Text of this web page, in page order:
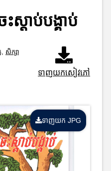
ស្តាប់បង្គាប់
ទាញយកសៀវភៅ
សិក្សា
ទាញយក JPG